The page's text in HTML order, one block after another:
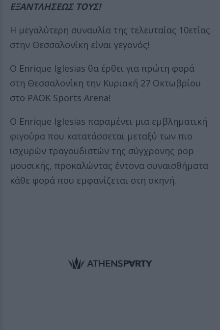
ΕΞΑΝΤΛΗΣΕΩΣ ΤΟΥΣ!
Η μεγαλύτερη συναυλία της τελευταίας 10ετίας
στην Θεσσαλονίκη είναι γεγονός!
Ο Enrique Iglesias θα έρθει για πρώτη φορά
στη Θεσσαλονίκη την Κυριακή 27 Οκτωβρίου
στο PAOK Sports Arena!
Ο Enrique Iglesias παραμένει μια εμβληματική
φιγούρα που κατατάσσεται μεταξύ των πιο
ισχυρών τραγουδιστών της σύγχρονης pop
μουσικής, προκαλώντας έντονα συναισθήματα
κάθε φορά που εμφανίζεται στη σκηνή.